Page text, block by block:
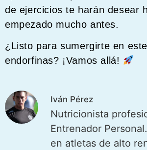
de ejercicios te harán desear
empezado mucho antes.
¿Listo para sumergirte en
endorfinas? ¡Vamos allá!
Iván Pérez
Nutricionista
Entrenador
en atletas de alto